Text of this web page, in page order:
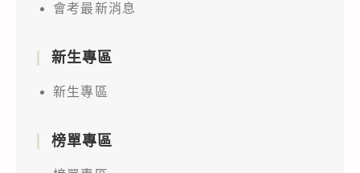
會考最新消息
新生專區
新生專區
榜單專區